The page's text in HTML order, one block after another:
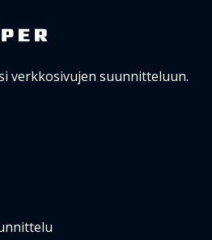
verkkosivujen suunnitteluun.